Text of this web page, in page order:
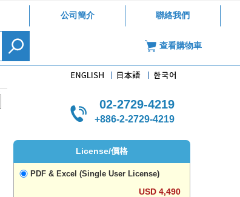
公司簡介 聯絡我們
查看購物車
02-2729-4219
+886-2-2729-4219
License/價格
PDF & Excel (Single User License)
USD 4,490